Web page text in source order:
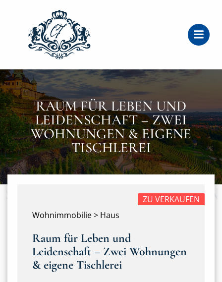
RAUM FÜR LEBEN UND
LEIDENSCHAFT – ZWEI
WOHNUNGEN & EIGENE
TISCHLEREI
Wohnimmobilie > Haus
ZU VERKAUFEN
Raum für Leben und
Leidenschaft – Zwei Wohnungen
& eigene Tischlerei